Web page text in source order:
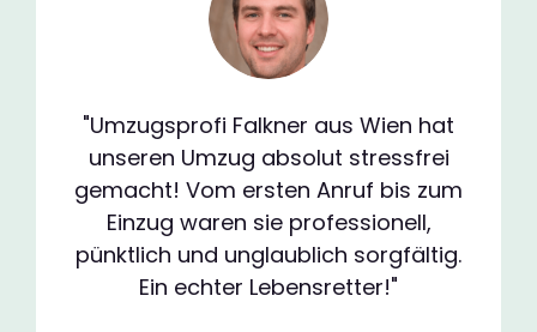
"Umzugsprofi Falkner aus Wien hat
unseren Umzug absolut stressfrei
gemacht! Vom ersten Anruf bis zum
Einzug waren sie professionell,
pünktlich und unglaublich sorgfältig.
Ein echter Lebensretter!"